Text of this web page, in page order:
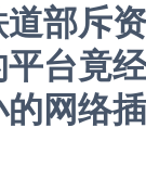
部斥
台竟
网络